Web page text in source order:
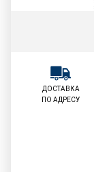
ДОСТАВКА
ПО АДРЕСУ